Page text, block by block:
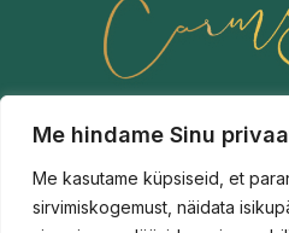
Me hindame Sinu
Me kasutame küpsiseid, et
sirvimiskogemust, näidata